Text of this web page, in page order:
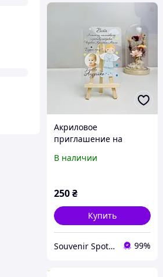
Акриловое
приглашение на
с именами и датой.
В наличии
250₴
Купить
Souvenir Spot - Оригинальные сувенирные изделия 99%